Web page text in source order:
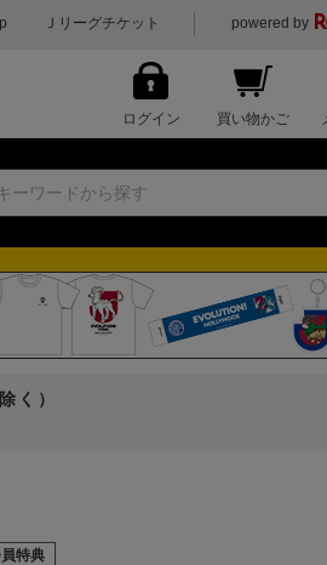
Ｊリーグチケット powered by
ログイン 買い物かご
く）
特典